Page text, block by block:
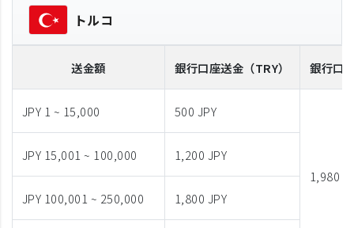
トルコ
送金額 銀行口座送金 （TRY） 銀行口
JPY 1 ~ 15,000 500 JPY
1,980
JPY 15,001 ~ 100,000 1,200 JPY
JPY 100,001 ~ 250,000 1,800 JPY